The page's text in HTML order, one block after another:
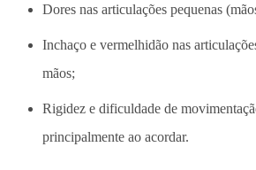
Dores nas articulações pequenas
Inchaço e vermelhidão nas
mãos;
Rigidez e dificuldade de
principalmente ao acordar.